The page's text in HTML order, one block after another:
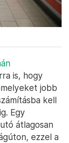
is, hogy
jobb
kell
Egy
átlagosan
ezzel a